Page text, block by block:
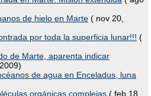
de hielo en Marte ( nov 20,
por toda la superficia lunar!!! (
de Marte, aparenta indicar
de agua en Enceladus, luna
orgánicas complejas ( feb 18,